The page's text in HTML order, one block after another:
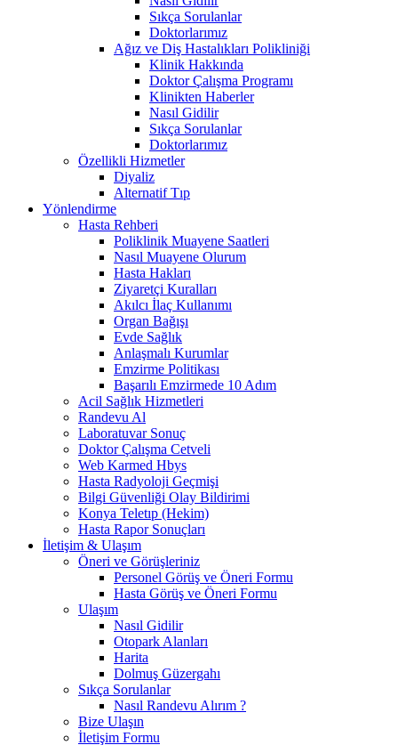
Sıkça Sorulanlar
Doktorlarımız
Ağız ve Diş Hastalıkları Polikliniği
Klinik Hakkında
Doktor Çalışma Programı
Klinikten Haberler
Nasıl Gidilir
Sıkça Sorulanlar
Doktorlarımız
Özellikli Hizmetler
Diyaliz
Alternatif Tıp
Yönlendirme
Hasta Rehberi
Poliklinik Muayene Saatleri
Nasıl Muayene Olurum
Hasta Hakları
Ziyaretçi Kuralları
Akılcı İlaç Kullanımı
Organ Bağışı
Evde Sağlık
Anlaşmalı Kurumlar
Emzirme Politikası
Başarılı Emzirmede 10 Adım
Acil Sağlık Hizmetleri
Randevu Al
Laboratuvar Sonuç
Doktor Çalışma Cetveli
Web Karmed Hbys
Hasta Radyoloji Geçmişi
Bilgi Güvenliği Olay Bildirimi
Konya Teletıp (Hekim)
Hasta Rapor Sonuçları
İletişim & Ulaşım
Öneri ve Görüşleriniz
Personel Görüş ve Öneri Formu
Hasta Görüş ve Öneri Formu
Ulaşım
Nasıl Gidilir
Otopark Alanları
Harita
Dolmuş Güzergahı
Sıkça Sorulanlar
Nasıl Randevu Alırım ?
Bize Ulaşın
İletişim Formu